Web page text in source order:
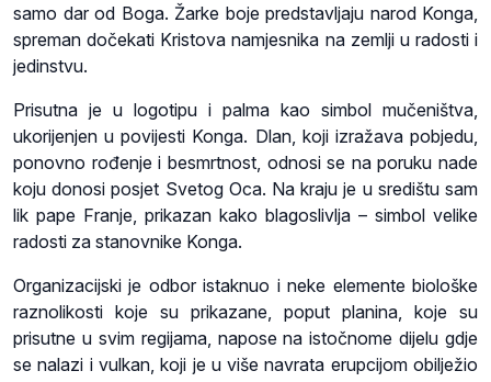
samo dar od Boga. Žarke boje predstavljaju narod Konga,
spreman dočekati Kristova namjesnika na zemlji u radosti i
jedinstvu.
Prisutna je u logotipu i palma kao simbol mučeništva,
ukorijenjen u povijesti Konga. Dlan, koji izražava pobjedu,
ponovno rođenje i besmrtnost, odnosi se na poruku nade
koju donosi posjet Svetog Oca. Na kraju je u središtu sam
lik pape Franje, prikazan kako blagoslivlja – simbol velike
radosti za stanovnike Konga.
Organizacijski je odbor istaknuo i neke elemente biološke
raznolikosti koje su prikazane, poput planina, koje su
prisutne u svim regijama, napose na istočnome dijelu gdje
se nalazi i vulkan, koji je u više navrata erupcijom obilježio